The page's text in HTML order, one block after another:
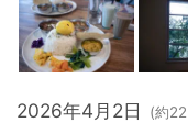
2026年4月2日 (約